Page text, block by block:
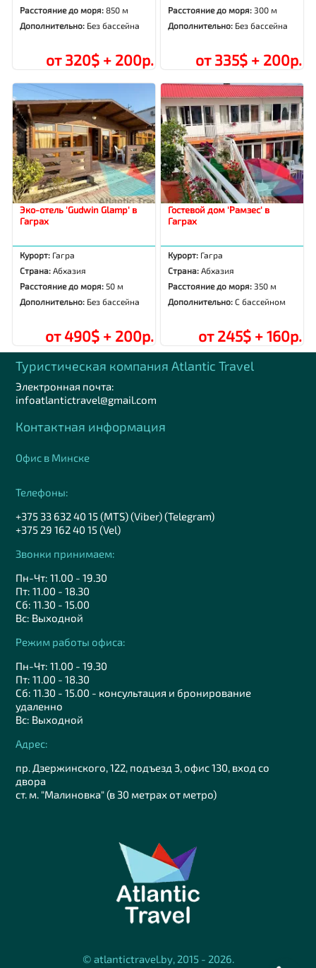
Расстояние до моря:850 м
Дополнительно: Без бассейна
от 320$ + 200р.
Расстояние до моря: 300 м
Дополнительно: Без бассейна
от 335$ + 200р.
Эко-отель 'Gudwin Glamp' в
Гаграх
Курорт: Гагра
Страна:Абхазия
Расстояние до моря: 50 м
Дополнительно: Без бассейна
от 490$ + 200р.
Гостевой дом 'Рамзес' в
Гаграх
Курорт: Гагра
Страна:Абхазия
Расстояние до моря: 350 м
Дополнительно:С бассейном
от 245$ + 160р.
Туристическая компания Аtlantic Travel
Электронная почта:
infoatlantictravel@gmail.com
Контактная информация
Офис в Минске
Телефоны:
+375 33 632 40 15 (MTS) (Viber) (Telegram)
+375 29 162 40 15 (Vel)
Звонки принимаем:
Пн-Чт: 11.00 - 19.30
Пт: 11.00 - 18.30
Сб: 11.30 - 15.00
Вс: Выходной
Режим работы офиса:
Пн-Чт: 11.00 - 19.30
Пт: 11.00 - 18.30
Сб: 11.30 - 15.00 - консультация и бронирование
удаленно
Вс: Выходной
Адрес:
пр. Дзержинского, 122, подъезд 3, офис 130, вход со
двора
ст. м. "Малиновка" (в 30 метрах от метро)
© atlantictravel.by, 2015 - 2026.